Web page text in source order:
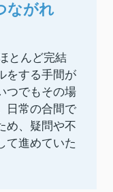
ながれ
とんど完結
をする手間が
つでもその場
日常の合間で
め、疑問や不
て進めていた